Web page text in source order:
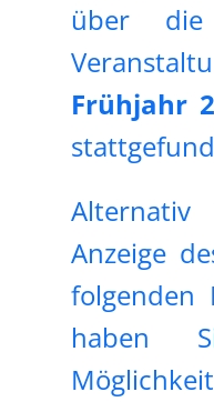
über
Frühjahr
Anzeige
folgenden
haben